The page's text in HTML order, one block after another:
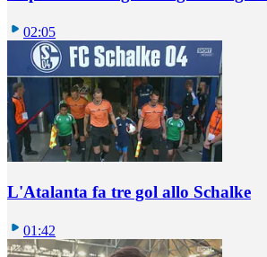
02:05
L'Atalanta fa tre gol allo Schalke
01:42